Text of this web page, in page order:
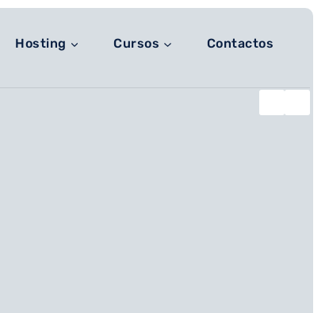
Hosting Cursos Contactos